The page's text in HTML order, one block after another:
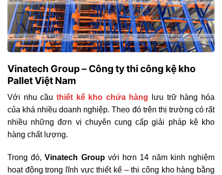
Vinatech Group – Công ty thi công kệ kho
Pallet Việt Nam
Với nhu cầu thiết kế kho chứa hàng lưu trữ hàng hóa
của khá nhiều doanh nghiệp. Theo đó trên thị trường có rất
nhiều những đơn vị chuyên cung cấp giải pháp kệ kho
hàng chất lượng.
Trong đó,Vinatech Groupvới hơn 14 năm kinh nghiệm
hoạt động trong lĩnh vực thiết kế – thi công kho hàng bằng